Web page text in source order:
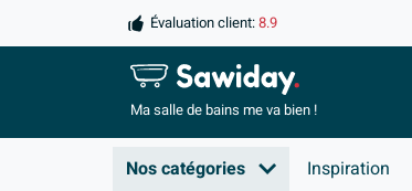
Évaluation client:8.9
Ma salle debains me va bien !
Nos catégories Inspiration